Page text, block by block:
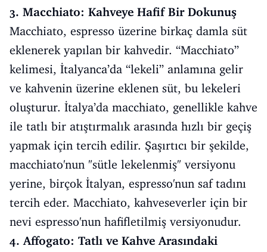
3. Macchiato: Kahveye Hafif Bir Dokunuş
Macchiato, espresso üzerine birkaç damla süt
eklenerek yapılan bir kahvedir. “Macchiato”
kelimesi, İtalyanca’da “lekeli” anlamına gelir
ve kahvenin üzerine eklenen süt, bu lekeleri
oluşturur. İtalya’da macchiato, genellikle kahve
ile tatlı bir atıştırmalık arasında hızlı bir geçiş
yapmak için tercih edilir. Şaşırtıcı bir şekilde,
macchiato'nun "sütle lekelenmiş" versiyonu
yerine, birçok İtalyan, espresso'nun saf tadını
tercih eder. Macchiato, kahveseverler için bir
nevi espresso'nun hafifletilmiş versiyonudur.
4. Affogato: Tatlı ve Kahve Arasındaki